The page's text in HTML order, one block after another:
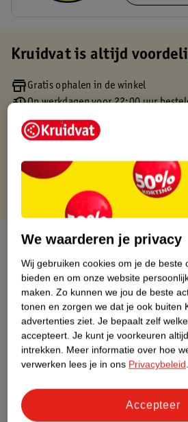
Kruidvat is altijd
Gratis ophalen in de winkel
Op werkdagen voor 22:00 uur
Gratis thuisbezorgd vanaf 50.00
Gratis retourneren binnen 30 dagen
Over dit product
Productinformatie
Etiketinformatie
Nature Impact Score
Impact Score.
Meer informatie
We waarderen je privacy
Wij gebruiken cookies om je de beste
bieden en om onze website
maken. Zo kunnen we jou de beste
tonen en zorgen we dat je ook buiten
advertenties ziet. Je bepaalt zelf
accepteert. Je kunt je voorkeuren
intrekken. Meer informatie over hoe
verwerken lees je in ons Privacybeleid.
Accepteer